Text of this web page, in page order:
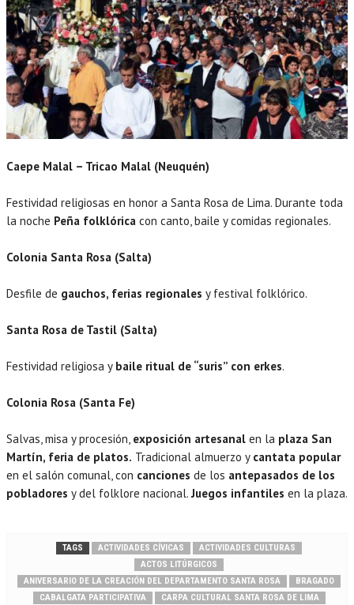
Caepe Malal – Tricao Malal (Neuquén)
Festividad religiosas en honor a Santa Rosa de Lima. Durante toda
la noche Peña folklórica con canto, baile y comidas regionales.
Colonia Santa Rosa (Salta)
Desfile de gauchos, ferias regionales y festival folklórico.
Santa Rosa de Tastil (Salta)
Festividad religiosa y baile ritual de “suris” con erkes.
Colonia Rosa (Santa Fe)
Salvas, misa y procesión, exposición artesanal en la plaza San
Martín, feria de platos. Tradicional almuerzo y cantata popular
en el salón comunal, con canciones de los antepasados de los
pobladores y del folklore nacional.Juegos infantiles en la plaza.
TAGS ACTIVIDADES CÍVICAS
ACTIVIDADES CULTURAS
ACTOS LITÚRGICOS
ANIVERSARIO DE LA CREACIÓN DEL DEPARTAMENTO SANTA ROSA
BRAGADO
CABALGATA PARTICIPATIVA
CARPA CULTURAL SANTA ROSA DE LIMA